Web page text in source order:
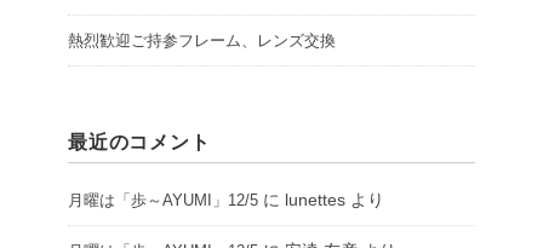
熱烈歓迎ご持参フレーム、レンズ交換
最近のコメント
月曜は「歩～AYUMI」12/5 に lunettes より